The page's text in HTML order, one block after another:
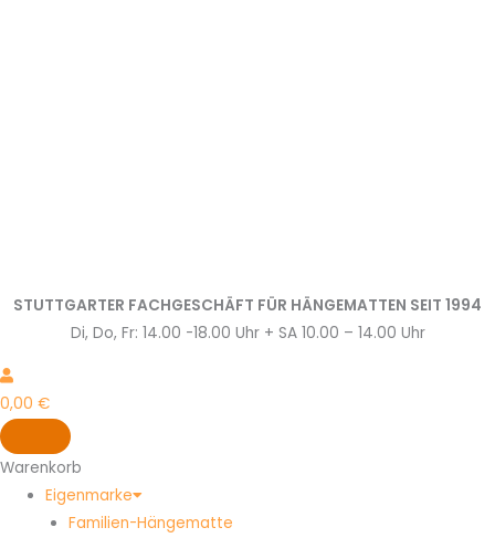
STUTTGARTER FACHGESCHÄFT FÜR HÄNGEMATTEN SEIT 1994
Di, Do, Fr: 14.00 -18.00 Uhr + SA 10.00 – 14.00 Uhr
0,00 €
Warenkorb
Eigenmarke
Familien-Hängematte